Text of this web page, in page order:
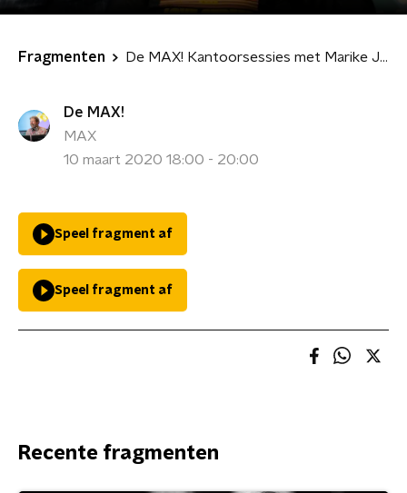
Fragmenten De MAX! Kantoorsessies met Marike Jager!
De MAX!
MAX
10 maart 2020 18:00 - 20:00
Speel fragment af
Speel fragment af
Recente fragmenten